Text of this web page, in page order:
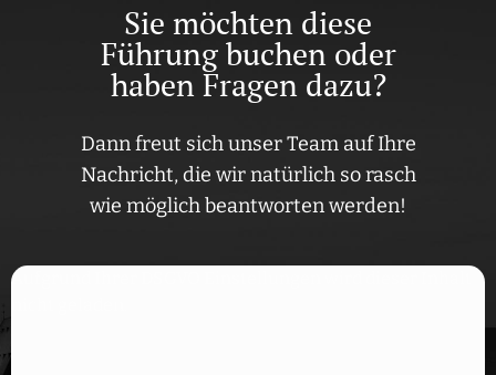
Sie möchten diese
Führung buchen oder
haben Fragen dazu?
Dann freut sich unser Team auf Ihre
Nachricht, die wir natürlich so rasch
wie möglich beantworten werden!
Aufgrund Ihrer DSGVO Einstellungen wird dieser Inhalt